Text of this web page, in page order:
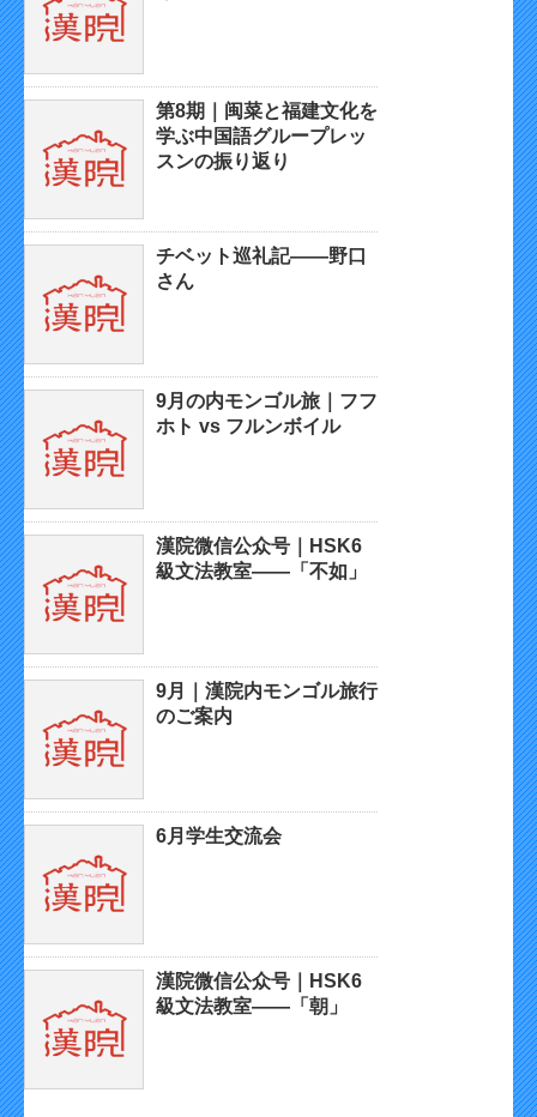
第8期｜闽菜と福建文化を
学ぶ中国語グループレッ
スンの振り返り
チベット巡礼記——野口
さん
9月の内モンゴル旅｜フフ
ホト vs フルンボイル
漢院微信公众号｜HSK6
級文法教室——「不如」
9月｜漢院内モンゴル旅行
のご案内
6月学生交流会
漢院微信公众号｜HSK6
級文法教室——「朝」